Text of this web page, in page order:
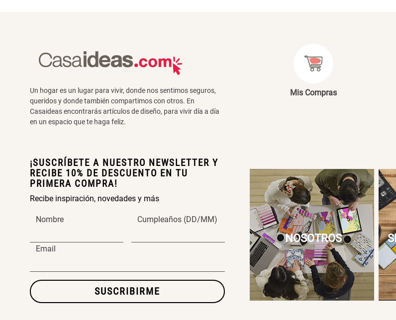
Un hogar es un lugar para vivir, donde nos sentimos seguros,
queridos y donde también compartimos con otros. En
Casaideas encontrarás artículos de diseño, para vivir día a día
en un espacio que te haga feliz.
¡SUSCRÍBETE A NUESTRO NEWSLETTER Y
RECIBE 10% DE DESCUENTO EN TU
PRIMERA COMPRA!
Recibe inspiración, novedades y más
Nombre Cumpleaños (DD/MM)
Email
SUSCRIBIRME
Mis Compras
NOSOTROS